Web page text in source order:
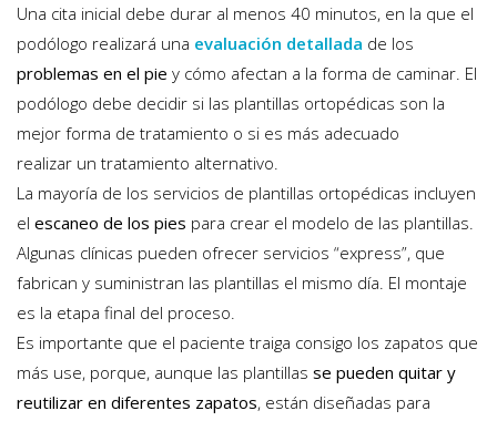
Una cita inicial debe durar al menos 40 minutos, en la que el
podólogo realizará una evaluación detallada de los
problemas en el pie y cómo afectan a la forma de caminar. El
podólogo debe decidir si las plantillas ortopédicas son la
mejor forma de tratamiento o si es más adecuado
realizar un tratamiento alternativo.
La mayoría de los servicios de plantillas ortopédicas incluyen
el escaneo de los pies para crear el modelo de las plantillas.
Algunas clínicas pueden ofrecer servicios “express”, que
fabrican y suministran las plantillas el mismo día. El montaje
es la etapa final del proceso.
Es importante que el paciente traiga consigo los zapatos que
más use, porque, aunque las plantillas se pueden quitar y
reutilizar en diferentes zapatos, están diseñadas para